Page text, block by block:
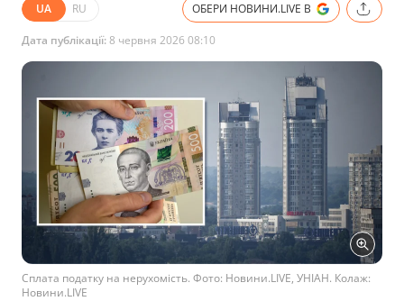
UA RU ОБЕРИ НОВИНИ.LIVE В
Дата публікації:8 червня 2026 08:10
Сплата податку на нерухомість. Фото: Новини.LIVE, УНІАН. Колаж:
Новини.LIVE